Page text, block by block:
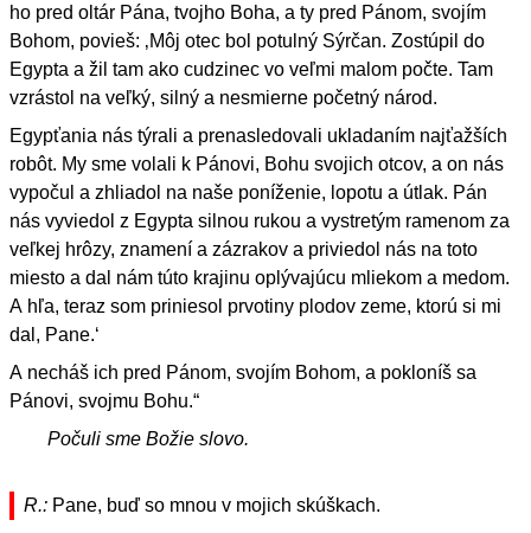
ho pred oltár Pána, tvojho Boha, a ty pred Pánom, svojím
Bohom, povieš: ‚Môj otec bol potulný Sýrčan. Zostúpil do
Egypta a žil tam ako cudzinec vo veľmi malom počte. Tam
vzrástol na veľký, silný a nesmierne početný národ.
Egypťania nás týrali a prenasledovali ukladaním najťažších
robôt. My sme volali k Pánovi, Bohu svojich otcov, a on nás
vypočul a zhliadol na naše poníženie, lopotu a útlak. Pán
nás vyviedol z Egypta silnou rukou a vystretým ramenom za
veľkej hrôzy, znamení a zázrakov a priviedol nás na toto
miesto a dal nám túto krajinu oplývajúcu mliekom a medom.
A hľa, teraz som priniesol prvotiny plodov zeme, ktorú si mi
dal, Pane.‘
A necháš ich pred Pánom, svojím Bohom, a pokloníš sa
Pánovi, svojmu Bohu.“
Počuli sme Božie slovo.
R.: Pane, buď so mnou v mojich skúškach.